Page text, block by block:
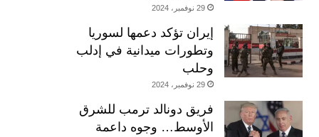
29 نوفمبر، 2024
إيران تؤكد دعمها لسوريا
وتطورات ميدانية في إدلب
وحلب
29 نوفمبر، 2024
فريق دونالد ترمب للشرق
الأوسط… وجوه داعمة